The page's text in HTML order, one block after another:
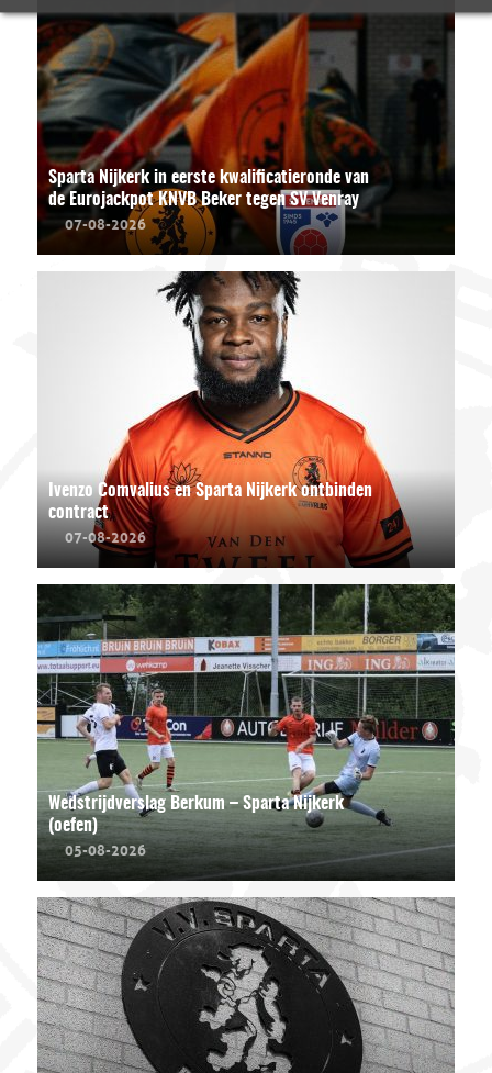
Sparta Nijkerk in eerste kwalificatieronde van
de Eurojackpot KNVB Beker tegen SV Venray
07-08-2026
Ivenzo Comvalius en Sparta Nijkerk ontbinden
contract
07-08-2026
Wedstrijdverslag Berkum – Sparta Nijkerk
(oefen)
05-08-2026